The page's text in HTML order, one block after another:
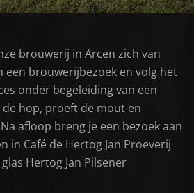
brouwerij in Arcen zich van
een brouwerijbezoek en volg het
onder begeleiding van een
de hop, proeft de mout en
afloop breng je een bezoek aan
in Café de Hertog Jan Proeverij
Hertog Jan Pilsener